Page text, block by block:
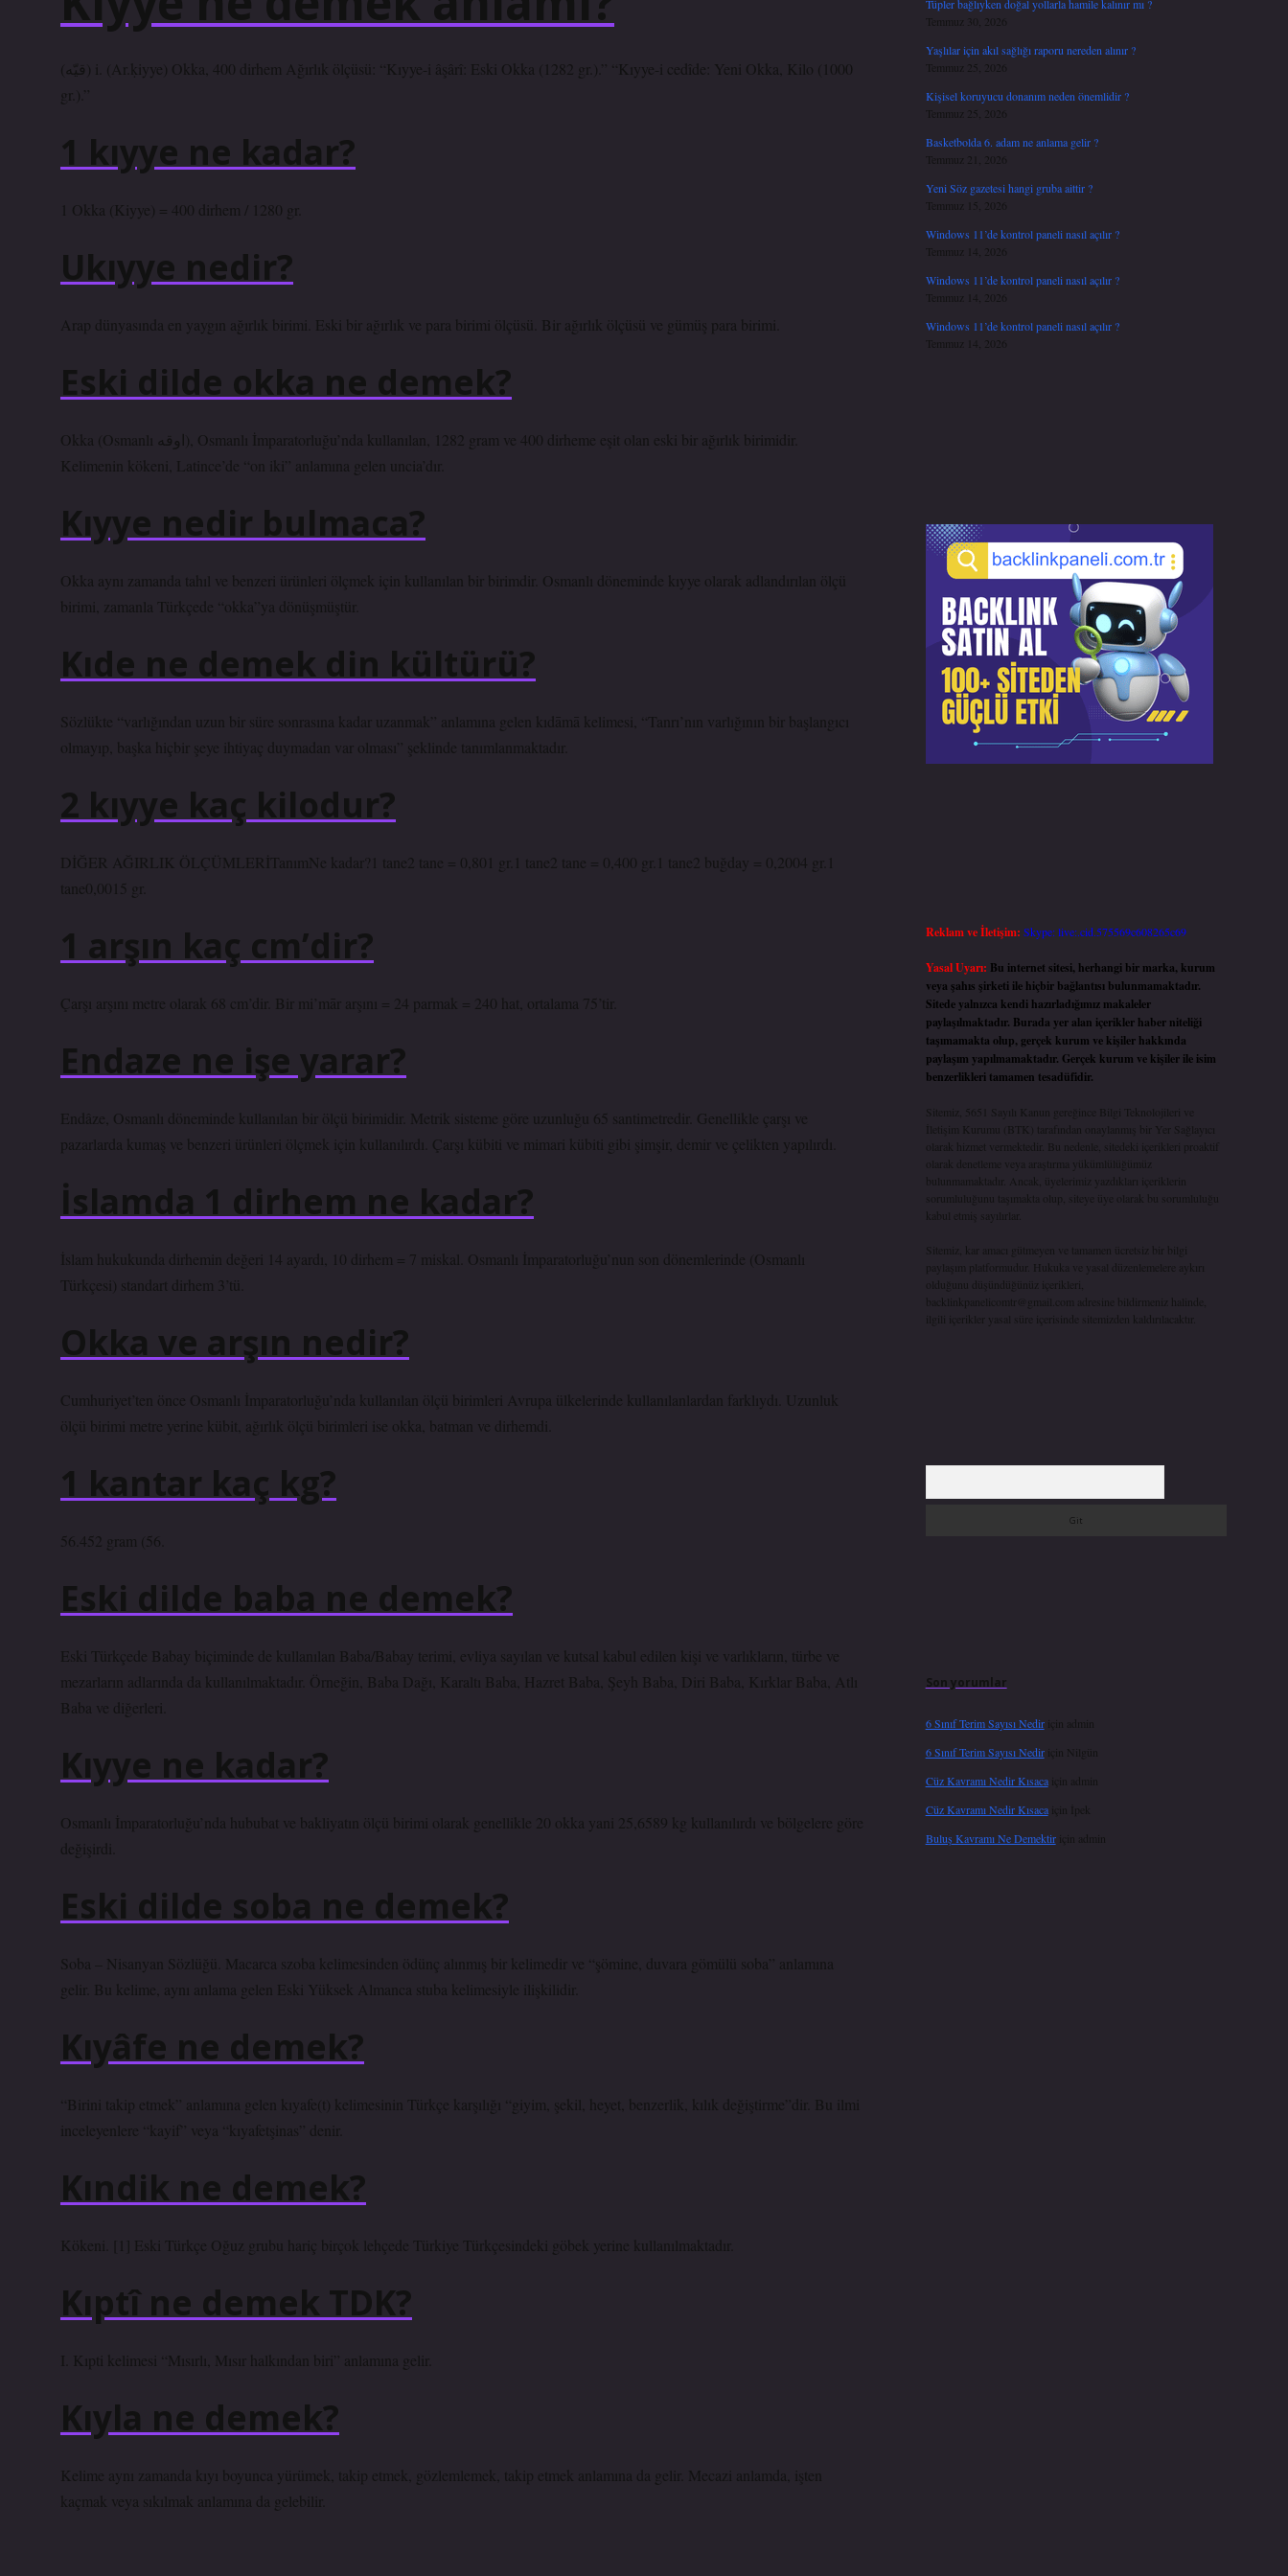
(ﻗﻴّﻪ) i. (Ar.ḳiyye) Okka, 400 dirhem Ağırlık ölçüsü: “Kıyye-i âşârî: Eski Okka (1282 gr.).” “Kıyye-i cedîde: Yeni Okka, Kilo (1000
gr.).”
1 kıyye ne kadar?
1 Okka (Kiyye) = 400 dirhem / 1280 gr.
Ukıyye nedir?
Arap dünyasında en yaygın ağırlık birimi. Eski bir ağırlık ve para birimi ölçüsü. Bir ağırlık ölçüsü ve gümüş para birimi.
Eski dilde okka ne demek?
Okka (Osmanlı اوقه), Osmanlı İmparatorluğu’nda kullanılan, 1282 gram ve 400 dirheme eşit olan eski bir ağırlık birimidir.
Kelimenin kökeni, Latince’de “on iki” anlamına gelen uncia’dır.
Kıyye nedir bulmaca?
Okka aynı zamanda tahıl ve benzeri ürünleri ölçmek için kullanılan bir birimdir. Osmanlı döneminde kıyye olarak adlandırılan ölçü
birimi, zamanla Türkçede “okka”ya dönüşmüştür.
Kıde ne demek din kültürü?
Sözlükte “varlığından uzun bir süre sonrasına kadar uzanmak” anlamına gelen kıdāmā kelimesi, “Tanrı’nın varlığının bir başlangıcı
olmayıp, başka hiçbir şeye ihtiyaç duymadan var olması” şeklinde tanımlanmaktadır.
2 kıyye kaç kilodur?
DİĞER AĞIRLIK ÖLÇÜMLERİTanımNe kadar?1 tane2 tane = 0,801 gr.1 tane2 tane = 0,400 gr.1 tane2 buğday = 0,2004 gr.1
tane0,0015 gr.
1 arşın kaç cm’dir?
Çarşı arşını metre olarak 68 cm’dir. Bir mi’mār arşını = 24 parmak = 240 hat, ortalama 75’tir.
Endaze ne işe yarar?
Endâze, Osmanlı döneminde kullanılan bir ölçü birimidir. Metrik sisteme göre uzunluğu 65 santimetredir. Genellikle çarşı ve
pazarlarda kumaş ve benzeri ürünleri ölçmek için kullanılırdı. Çarşı kübiti ve mimari kübiti gibi şimşir, demir ve çelikten yapılırdı.
İslamda 1 dirhem ne kadar?
İslam hukukunda dirhemin değeri 14 ayardı, 10 dirhem = 7 miskal. Osmanlı İmparatorluğu’nun son dönemlerinde (Osmanlı
Türkçesi) standart dirhem 3’tü.
Okka ve arşın nedir?
Cumhuriyet’ten önce Osmanlı İmparatorluğu’nda kullanılan ölçü birimleri Avrupa ülkelerinde kullanılanlardan farklıydı. Uzunluk
ölçü birimi metre yerine kübit, ağırlık ölçü birimleri ise okka, batman ve dirhemdi.
1 kantar kaç kg?
56.452 gram (56.
Eski dilde baba ne demek?
Eski Türkçede Babay biçiminde de kullanılan Baba/Babay terimi, evliya sayılan ve kutsal kabul edilen kişi ve varlıkların, türbe ve
mezarların adlarında da kullanılmaktadır. Örneğin, Baba Dağı, Karaltı Baba, Hazret Baba, Şeyh Baba, Diri Baba, Kırklar Baba, Atlı
Baba ve diğerleri.
Kıyye ne kadar?
Osmanlı İmparatorluğu’nda hububat ve bakliyatın ölçü birimi olarak genellikle 20 okka yani 25,6589 kg kullanılırdı ve bölgelere göre
değişirdi.
Eski dilde soba ne demek?
Soba – Nisanyan Sözlüğü. Macarca szoba kelimesinden ödünç alınmış bir kelimedir ve “şömine, duvara gömülü soba” anlamına
gelir. Bu kelime, aynı anlama gelen Eski Yüksek Almanca stuba kelimesiyle ilişkilidir.
Kıyâfe ne demek?
“Birini takip etmek” anlamına gelen kıyafe(t) kelimesinin Türkçe karşılığı “giyim, şekil, heyet, benzerlik, kılık değiştirme”dir. Bu ilmi
inceleyenlere “kayif” veya “kıyafetşinas” denir.
Kındik ne demek?
Kökeni. [1] Eski Türkçe Oğuz grubu hariç birçok lehçede Türkiye Türkçesindeki göbek yerine kullanılmaktadır.
Kıptî ne demek TDK?
I. Kıpti kelimesi “Mısırlı, Mısır halkından biri” anlamına gelir.
Kıyla ne demek?
Kelime aynı zamanda kıyı boyunca yürümek, takip etmek, gözlemlemek, takip etmek anlamına da gelir. Mecazi anlamda, işten
kaçmak veya sıkılmak anlamına da gelebilir.
Tüpler bağlıyken doğal yollarla hamile kalınır mı ?
Temmuz 30, 2026
Yaşlılar için akıl sağlığı raporu nereden alınır ?
Temmuz 25, 2026
Kişisel koruyucu donanım neden önemlidir ?
Temmuz 25, 2026
Basketbolda 6. adam ne anlama gelir ?
Temmuz 21, 2026
Yeni Söz gazetesi hangi gruba aittir ?
Temmuz 15, 2026
Windows 11’de kontrol paneli nasıl açılır ?
Temmuz 14, 2026
Windows 11’de kontrol paneli nasıl açılır ?
Temmuz 14, 2026
Windows 11’de kontrol paneli nasıl açılır ?
Temmuz 14, 2026
Reklam ve İletişim: Skype: live:.cid.575569c608265c69
Yasal Uyarı: Bu internet sitesi, herhangi bir marka, kurum
veya şahıs şirketi ile hiçbir bağlantısı bulunmamaktadır.
Sitede yalnızca kendi hazırladığımız makaleler
paylaşılmaktadır. Burada yer alan içerikler haber niteliği
taşımamakta olup, gerçek kurum ve kişiler hakkında
paylaşım yapılmamaktadır. Gerçek kurum ve kişiler ile isim
benzerlikleri tamamen tesadüfidir.
Sitemiz, 5651 Sayılı Kanun gereğince Bilgi Teknolojileri ve
İletişim Kurumu (BTK) tarafından onaylanmış bir Yer Sağlayıcı
olarak hizmet vermektedir. Bu nedenle, sitedeki içerikleri proaktif
olarak denetleme veya araştırma yükümlülüğümüz
bulunmamaktadır. Ancak, üyelerimiz yazdıkları içeriklerin
sorumluluğunu taşımakta olup, siteye üye olarak bu sorumluluğu
kabul etmiş sayılırlar.
Sitemiz, kar amacı gütmeyen ve tamamen ücretsiz bir bilgi
paylaşım platformudur. Hukuka ve yasal düzenlemelere aykırı
olduğunu düşündüğünüz içerikleri,
backlinkpanelicomtr@gmail.com
adresine bildirmeniz halinde,
ilgili içerikler yasal süre içerisinde sitemizden kaldırılacaktır.
Son yorumlar
6 Sınıf Terim Sayısı Nediriçin
admin
6 Sınıf Terim Sayısı Nediriçin Nilgün
Cüz Kavramı Nedir Kısacaiçin
admin
Cüz Kavramı Nedir Kısacaiçin İpek
Buluş Kavramı Ne Demektiriçin admin